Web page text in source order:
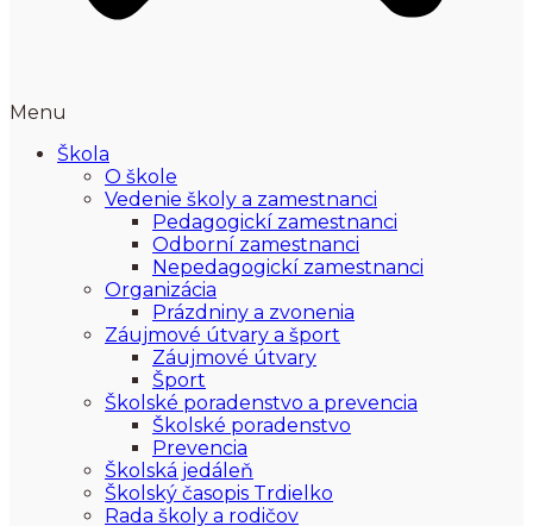
Menu
Škola
O škole
Vedenie školy a zamestnanci
Pedagogickí zamestnanci
Odborní zamestnanci
Nepedagogickí zamestnanci
Organizácia
Prázdniny a zvonenia
Záujmové útvary a šport
Záujmové útvary
Šport
Školské poradenstvo a prevencia
Školské poradenstvo
Prevencia
Školská jedáleň
Školský časopis Trdielko
Rada školy a rodičov